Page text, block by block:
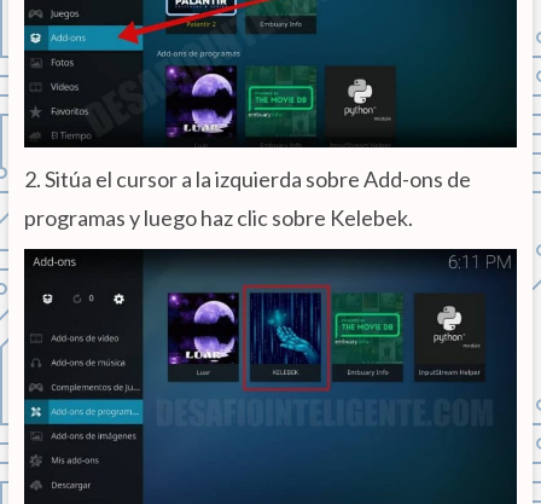
2. Sitúa el cursor a la izquierda sobre Add-ons de
programas y luego haz clic sobre Kelebek.